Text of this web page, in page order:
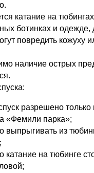
катание на
ботинках и одежде,
повредить кожуху
наличие острых
разрешено
«Фемили парка»;
выпрыгивать из
катание на тюбинге